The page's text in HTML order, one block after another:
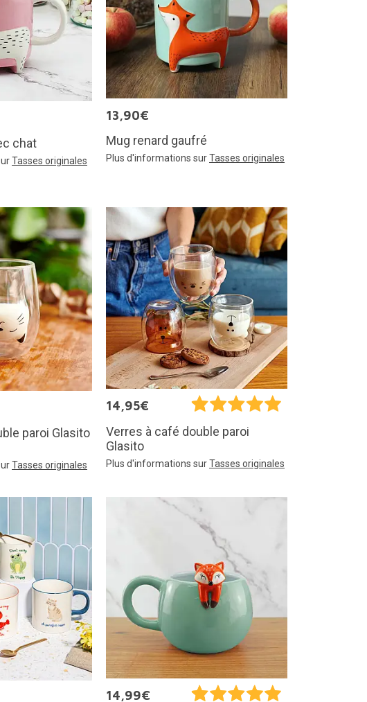
chat
Tasses originales
13,90€
Mug renard gaufré
Plus d'informations surTasses originales
paroi Glasito
Tasses originales
14,95€
Verres à café double paroi
Glasito
Plus d'informations surTasses originales
14,99€